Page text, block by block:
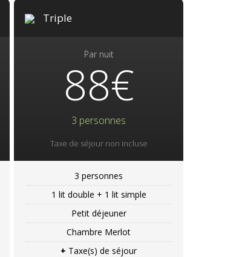
Triple
Par nuit
88€
3 personnes
Taxe de séjour non incluse
3 personnes
1 lit double + 1 lit simple
Petit déjeuner
Chambre Merlot
+ Taxe(s) de séjour